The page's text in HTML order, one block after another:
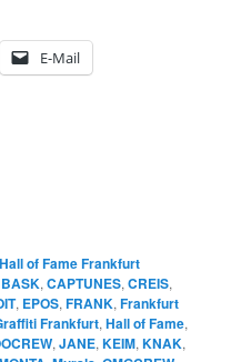
E-Mail
Hall of Fame Frankfurt
BASK,CAPTUNES,CREIS,
, EPOS,FRANK,Frankfurt
Frankfurt,Hall of Fame,
,JANE,KEIM,KNAK,